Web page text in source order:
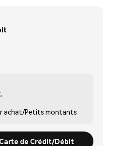
achat/Petits montants
de Crédit/Débit